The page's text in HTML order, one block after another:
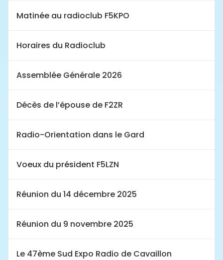
Matinée au radioclub F5KPO
Horaires du Radioclub
Assemblée Générale 2026
Décès de l’épouse de F2ZR
Radio-Orientation dans le Gard
Voeux du président F5LZN
Réunion du 14 décembre 2025
Réunion du 9 novembre 2025
Le 47ème Sud Expo Radio de Cavaillon